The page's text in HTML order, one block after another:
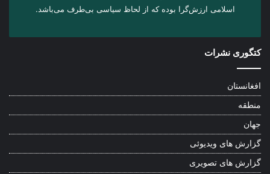
اسلامی ارزش‌گرا بوده که از لحاظ سیاسی بی‌طرف می‌باشد.
کتگوری نشرات
افغانستان
منطقه
جهان
گزارش های ویدیوئی
گزارش های تصویری